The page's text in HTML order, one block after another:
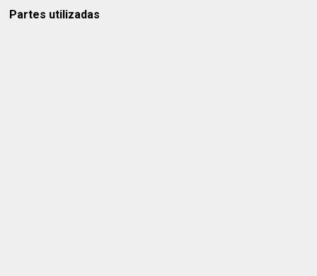
Partes utilizadas